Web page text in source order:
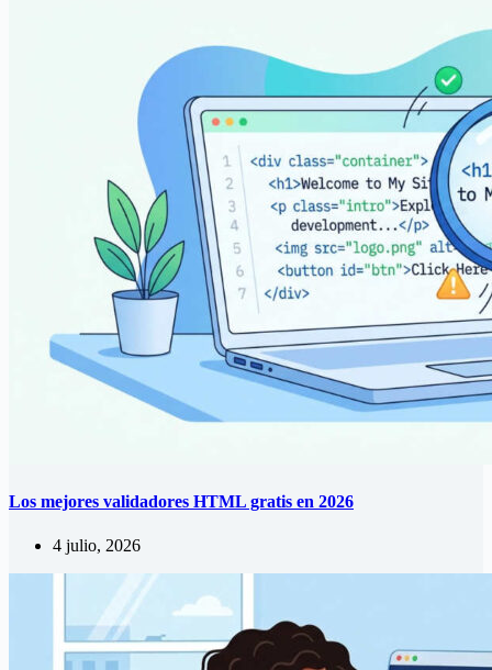
Los mejores validadores HTML gratis en 2026
4 julio, 2026